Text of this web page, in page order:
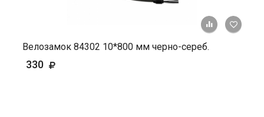
+ К
Велозамок 84302 10*800 мм черно-сереб.
330